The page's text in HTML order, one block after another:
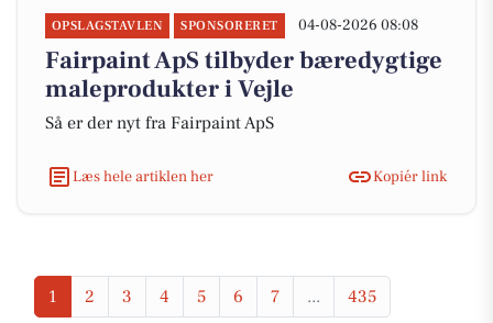
OPSLAGSTAVLEN SPONSORERET 04-08-2026 08:08
Fairpaint ApS tilbyder bæredygtige
maleprodukter i Vejle
Så er der nyt fra Fairpaint ApS
Læs hele artiklen her Kopiér link
1 2 3 4 5 6 7 ... 435